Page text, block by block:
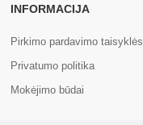
INFORMACIJA
Pirkimo pardavimo taisyklės
Privatumo politika
Mokėjimo būdai